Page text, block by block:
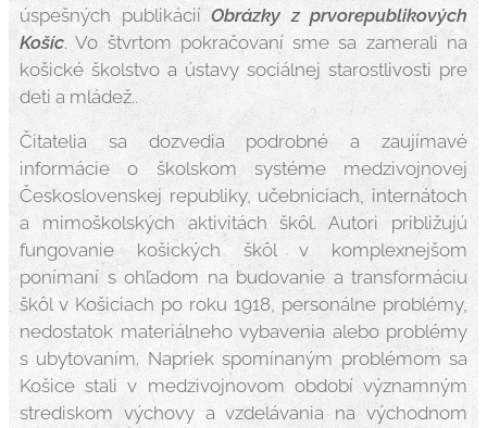
úspešných publikácií Obrázky z prvorepublikových
Košíc. Vo štvrtom pokračovaní sme sa zamerali na
košické školstvo a ústavy sociálnej starostlivosti pre
deti a mládež..
Čitatelia sa dozvedia podrobné a zaujímavé
informácie o školskom systéme medzivojnovej
Československej republiky, učebniciach, internátoch
a mimoškolských aktivitách škôl. Autori približujú
fungovanie košických škôl v komplexnejšom
ponímaní s ohľadom na budovanie a transformáciu
škôl v Košiciach po roku 1918, personálne problémy,
nedostatok materiálneho vybavenia alebo problémy
s ubytovaním. Napriek spomínaným problémom sa
Košice stali v medzivojnovom období významným
strediskom výchovy a vzdelávania na východnom